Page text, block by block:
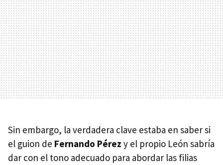
Sin embargo, la verdadera clave estaba en saber si
el guion de Fernando Pérez y el propio León sabría
dar con el tono adecuado para abordar las filias